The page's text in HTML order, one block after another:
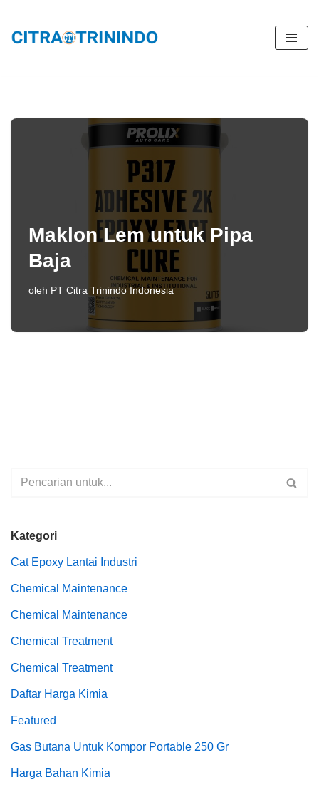
Lompat
Maklon Lem untuk Pipa
Baja
oleh PT Citra Trinindo Indonesia
Kategori
Cat Epoxy Lantai Industri
Chemical Maintenance
Chemical Maintenance
Chemical Treatment
Chemical Treatment
Daftar Harga Kimia
Featured
Gas Butana Untuk Kompor Portable 250 Gr
Harga Bahan Kimia